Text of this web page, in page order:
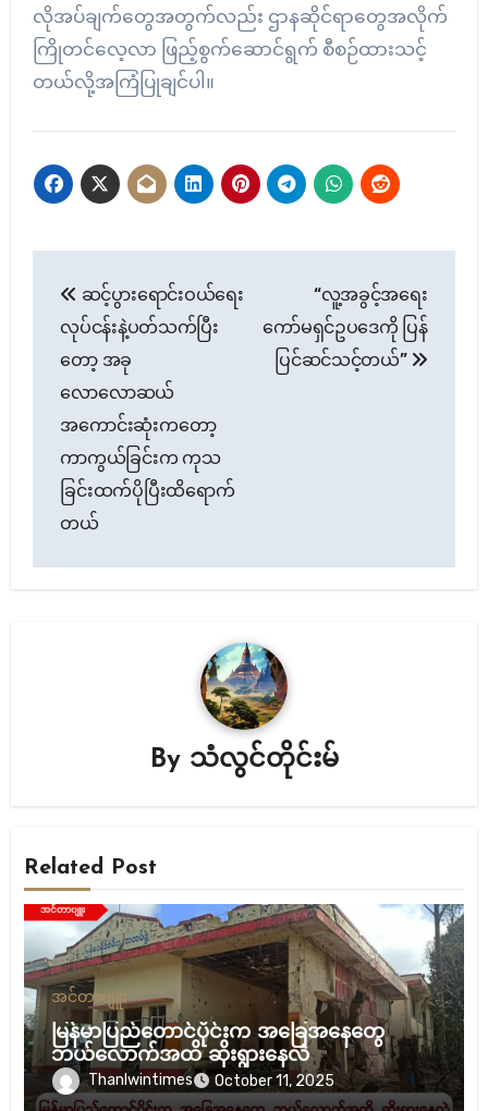
လိုအပ်ချက်တွေအတွက်လည်း ဌာနဆိုင်ရာတွေအလိုက်
ကြိုတင်လေ့လာ ဖြည့်စွက်ဆောင်ရွက် စီစဉ်ထားသင့်
တယ်လို့အကြံပြုချင်ပါ။
navigation
ဆင့်ပွားရောင်းဝယ်ရေး
လုပ်ငန်းနဲ့ပတ်သက်ပြီး
တော့ အခု
လောလောဆယ်
အကောင်းဆုံးကတော့
ကာကွယ်ခြင်းက ကုသ
ခြင်းထက်ပိုပြီးထိရောက်
တယ်
“လူ့အခွင့်အရေး
ကော်မရှင်ဥပဒေကို ပြန်
ပြင်ဆင်သင့်တယ်”
By သံလွင်တိုင်းမ်
Related Post
အင်တာဗျူး
မြန်မာပြည်တောင်ပိုင်းက အခြေအနေတွေ
ဘယ်လောက်အထိ ဆိုးရွားနေလဲ
Thanlwintimes October 11, 2025